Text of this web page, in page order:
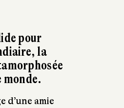
pour
la
monde.
d’une amie